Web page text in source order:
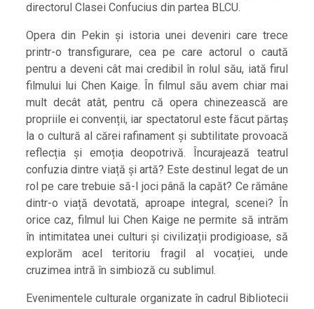
directorul Clasei Confucius din partea BLCU.
Opera din Pekin și istoria unei deveniri care trece
printr-o transfigurare, cea pe care actorul o caută
pentru a deveni cât mai credibil în rolul său, iată firul
filmului lui Chen Kaige. În filmul său avem chiar mai
mult decât atât, pentru că opera chinezească are
propriile ei convenții, iar spectatorul este făcut părtaș
la o cultură al cărei rafinament și subtilitate provoacă
reflecția și emoția deopotrivă. Încurajează teatrul
confuzia dintre viață și artă? Este destinul legat de un
rol pe care trebuie să-l joci până la capăt? Ce rămâne
dintr-o viață devotată, aproape integral, scenei? În
orice caz, filmul lui Chen Kaige ne permite să intrăm
în intimitatea unei culturi și civilizații prodigioase, să
explorăm acel teritoriu fragil al vocației, unde
cruzimea intră în simbioză cu sublimul.
Evenimentele culturale organizate în cadrul Bibliotecii